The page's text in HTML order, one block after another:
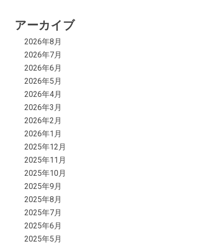
アーカイブ
2026年8月
2026年7月
2026年6月
2026年5月
2026年4月
2026年3月
2026年2月
2026年1月
2025年12月
2025年11月
2025年10月
2025年9月
2025年8月
2025年7月
2025年6月
2025年5月